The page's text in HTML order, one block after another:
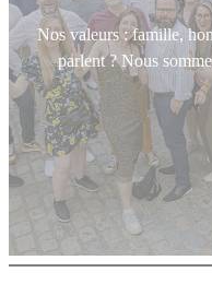
Nos valeurs : famille,
parlent ? Nous